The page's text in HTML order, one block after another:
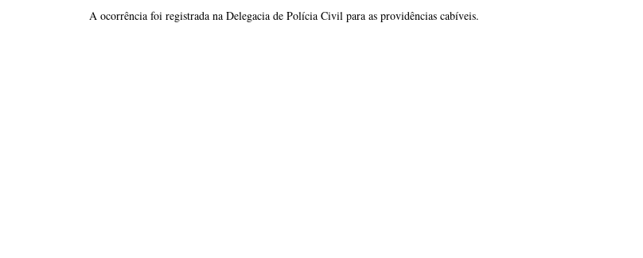
A ocorrência foi registrada na Delegacia de Polícia Civil para as providências cabíveis.